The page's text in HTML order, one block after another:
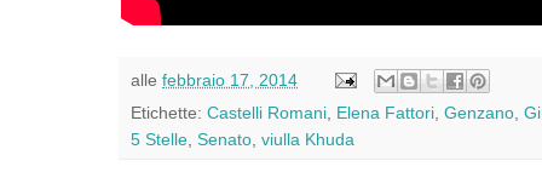
alle febbraio 17, 2014
Etichette: Castelli Romani Elena Fattori Genzano
5 Stelle Senato viulla Khuda